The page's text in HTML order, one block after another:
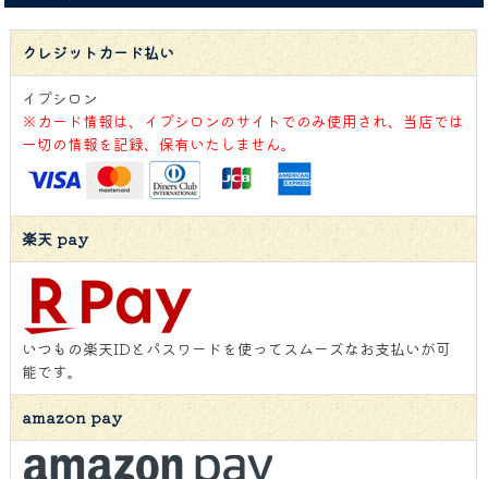
クレジットカード払い
イプシロン
※カード情報は、イプシロンのサイトでのみ使用され、当店では
一切の情報を記録、保有いたしません。
楽天 pay
いつもの楽天IDとパスワードを使ってスムーズなお支払いが可
能です。
amazon pay